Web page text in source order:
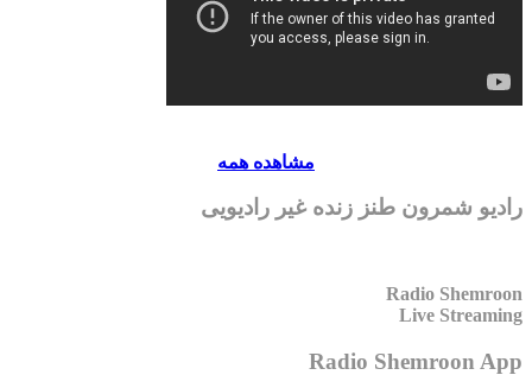
مشاهده همه
رادیو شمرون طنز زنده غیر رادیویی
Radio Shemroon
Live Streaming
Radio Shemroon App